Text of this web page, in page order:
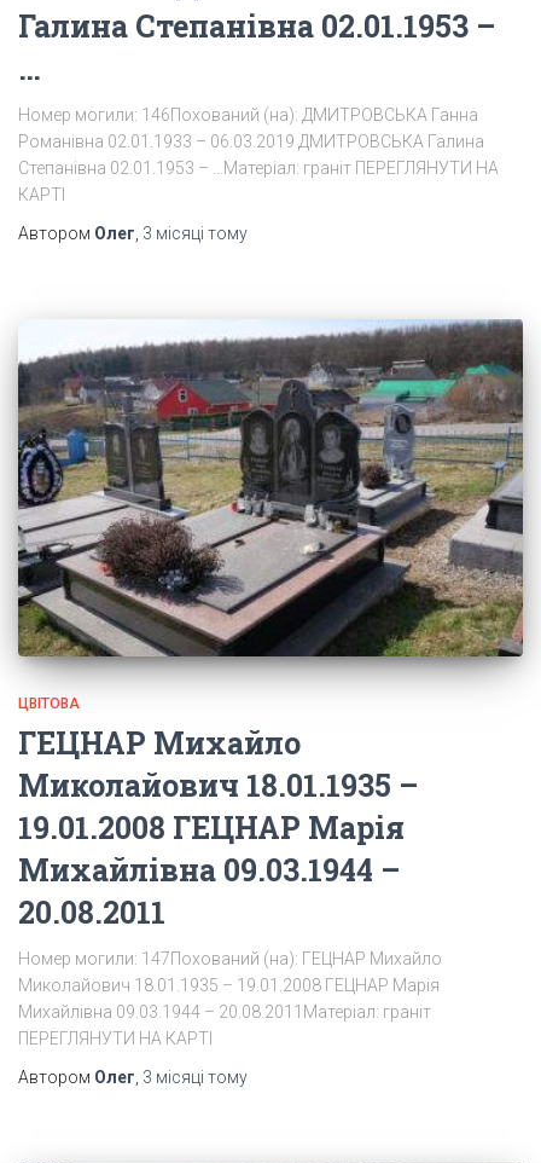
Галина Степанівна 02.01.1953 –
…
Номер могили: 146Похований (на): ДМИТРОВСЬКА Ганна
Романівна 02.01.1933 – 06.03.2019 ДМИТРОВСЬКА Галина
Степанівна 02.01.1953 – …Матеріал: граніт ПЕРЕГЛЯНУТИ НА
КАРТІ
Автором Олег, 3 місяці тому
ЦВІТОВА
ГЕЦНАР Михайло
Миколайович 18.01.1935 –
19.01.2008 ГЕЦНАР Марія
Михайлівна 09.03.1944 –
20.08.2011
Номер могили: 147Похований (на): ГЕЦНАР Михайло
Миколайович 18.01.1935 – 19.01.2008 ГЕЦНАР Марія
Михайлівна 09.03.1944 – 20.08.2011Матеріал: граніт
ПЕРЕГЛЯНУТИ НА КАРТІ
Автором Олег 3 місяці тому